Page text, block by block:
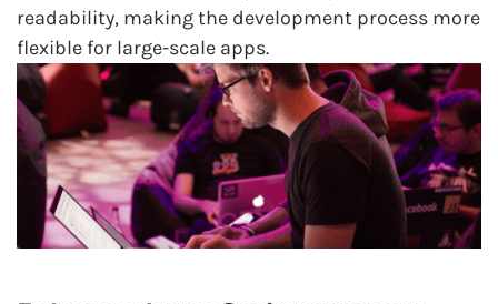
readability, making the development process more
flexible for large-scale apps.